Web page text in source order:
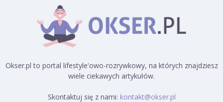
Okser.pl to portal lifestyle'owo-rozrywkowy, na których znajdziesz
wiele ciekawych artykułów.
Skontaktuj się z nami: kontakt@okser.pl